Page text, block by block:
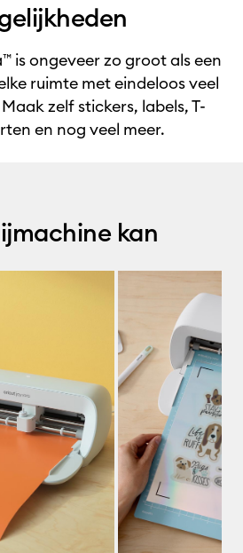
is ongeveer zo groot als een
ruimte met eindeloos veel
zelf stickers, labels, T-
en nog veel meer.
kan